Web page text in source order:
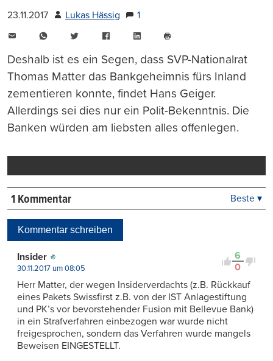
23.11.2017 Lukas Hässig
1
WhatsAppTwitter FacebookLinkedIn
drucken
Deshalb ist es ein Segen, dass SVP-Nationalrat
Thomas Matter das Bankgeheimnis fürs Inland
zementieren konnte, findet Hans Geiger.
Allerdings sei dies nur ein Polit-Bekenntnis. Die
Banken würden am liebsten alles offenlegen.
1 Kommentar Beste ▾
Kommentar schreiben
6
0
Insider
30.11.2017 um 08:05
Herr Matter, der wegen Insiderverdachts (z.B. Rückkauf
eines Pakets Swissfirst z.B. von der IST Anlagestiftung
und PK’s vor bevorstehender Fusion mit Bellevue Bank)
in ein Strafverfahren einbezogen war wurde nicht
freigesprochen, sondern das Verfahren wurde mangels
Beweisen EINGESTELLT.